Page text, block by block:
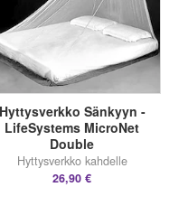
Hyttysverkko Sänkyyn -
LifeSystems MicroNet
Double
Hyttysverkko kahdelle
26,90 €